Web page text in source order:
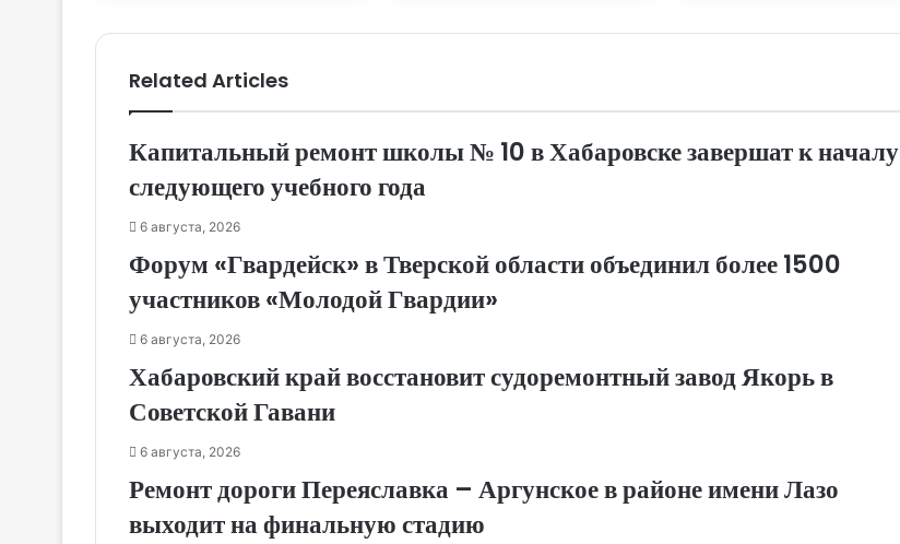
Related Articles
Капитальный ремонт школы № 10 в Хабаровске завершат к началу
следующего учебного года
6 августа, 2026
Форум «Гвардейск» в Тверской области объединил более 1500
участников «Молодой Гвардии»
6 августа, 2026
Хабаровский край восстановит судоремонтный завод Якорь в
Советской Гавани
6 августа, 2026
Ремонт дороги Переяславка – Аргунское в районе имени Лазо
выходит на финальную стадию